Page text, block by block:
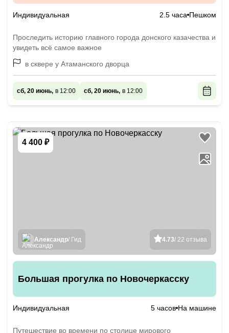
Индивидуальная 2.5 часа Пешком
Проследить историю главного города донского казачества и
увидеть всё самое важное
в сквере у Атаманского дворца
сб, 20 июнь, в 12:00 сб, 20 июнь, в 12:00
4 400 ₽
4.73/ 22 отзыва
Александр/ Гид
Большая прогулка по Новочеркасску
Индивидуальная 5 часов На машине
Путешествие во времени по столице мирового